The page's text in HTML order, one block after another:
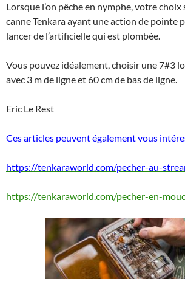
Lorsque l’on pêche en nymphe, votre choix
canne Tenkara ayant une action de pointe
lancer de l’artificielle qui est plombée.
Vous pouvez idéalement, choisir une 7#3
avec 3 m de ligne et 60 cm de bas de ligne.
Eric Le Rest
Ces articles peuvent également vous
https://tenkaraworld.com/pecher-au-
https://tenkaraworld.com/pecher-en-